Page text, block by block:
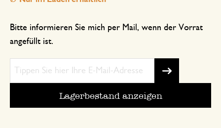
Bitte informieren Sie mich per Mail, wenn der Vorrat
angefüllt ist.
Lagerbestand anzeigen